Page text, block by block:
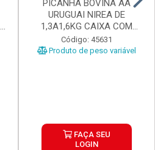
PICANHA BOVINA AA
URUGUAI NIREA DE
1,3A1,6KG CAIXA COM
±15KG
Código: 45631
Produto de peso variável
FAÇA SEU
LOGIN